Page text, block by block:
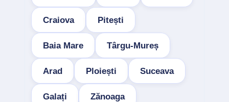
Craiova Pitești
Baia Mare Târgu-Mureș
Arad Ploiești Suceava
Galați Zănoaga